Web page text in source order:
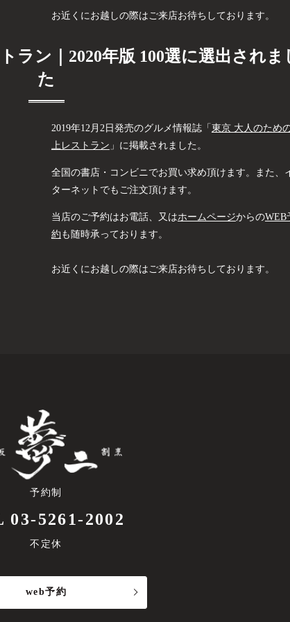
お近くにお越しの際はご来店お待ちしております。
ラン｜2020年版 100選に選出されま
た
2019年12月2日発売のグルメ情報誌「 東京 大人のため
上レストラン 」に掲載されました。
全国の書店・コンビニでお買い求め頂けます。また、
ターネットでもご注文頂けます。
当店のご予約はお電話、又はホームページからのWEB
約 も随時承っております。
お近くにお越しの際はご来店お待ちしております。
予約制
03-5261-2002
不定休
web予約